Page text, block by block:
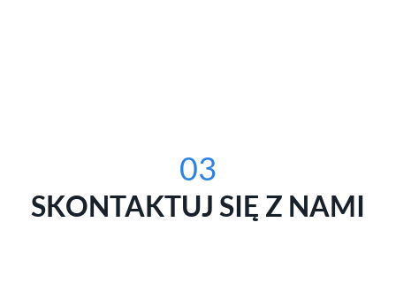
03
SKONTAKTUJ SIĘ Z NAMI